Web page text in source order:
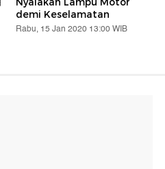
demi Keselamatan
Rabu, 15 Jan 2020 13:00 WIB